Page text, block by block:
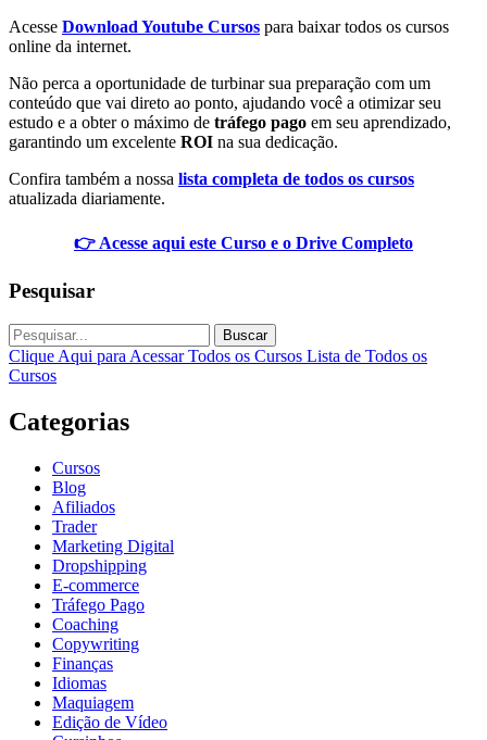
Acesse Download Youtube Cursos para baixar todos os cursos
online da internet.
Não perca a oportunidade de turbinar sua preparação com um
conteúdo que vai direto ao ponto, ajudando você a otimizar seu
estudo e a obter o máximo de tráfego pago em seu aprendizado,
garantindo um excelente ROI na sua dedicação.
Confira também a nossa lista completa de todos os cursos
atualizada diariamente.
👉 Acesse aqui este Curso e o Drive Completo
Pesquisar
Buscar
Clique Aqui para Acessar Todos os Cursos Lista de Todos os
Cursos
Categorias
Cursos
Blog
Afiliados
Trader
Marketing Digital
Dropshipping
E-commerce
Tráfego Pago
Coaching
Copywriting
Finanças
Idiomas
Maquiagem
Edição de Vídeo